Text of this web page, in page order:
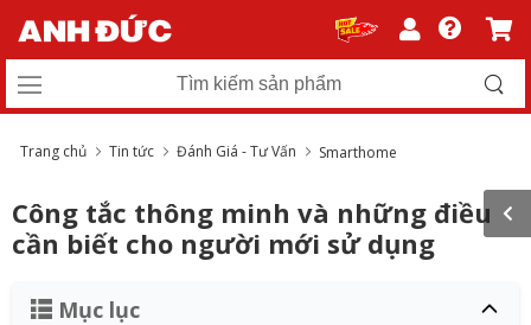
Trang chủ Tin tức Đánh Giá - Tư Vấn Smarthome
Công tắc thông minh và những điều
cần biết cho người mới sử dụng
Mục lục